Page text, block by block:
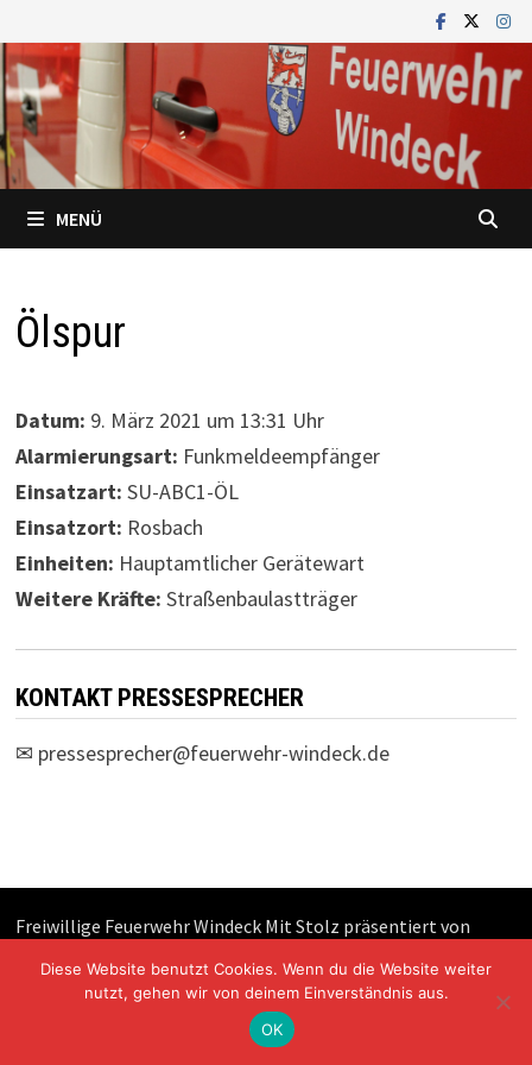
Inhalt
springen
MENÜ
Ölspur
Datum: 9. März 2021 um 13:31 Uhr
Alarmierungsart: Funkmeldeempfänger
Einsatzart: SU-ABC1-ÖL
Einsatzort: Rosbach
Einheiten: Hauptamtlicher Gerätewart
Weitere Kräfte: Straßenbaulastträger
KONTAKT PRESSESPRECHER
✉ pressesprecher@feuerwehr-windeck.de
Freiwillige Feuerwehr Windeck Mit Stolz präsentiert von
Diese Website benutzt Cookies. Wenn du die Website weiter
nutzt, gehen wir von deinem Einverständnis aus.
OK